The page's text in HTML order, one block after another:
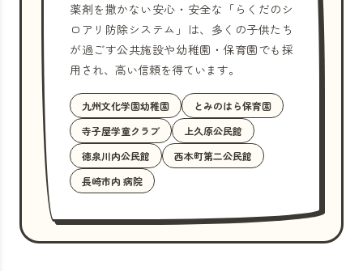
薬剤を撒かない安心・安全な「らくだのシ
ロアリ防除システム」は、多くの子供たち
が過ごす公共施設や幼稚園・保育園でも採
用され、高い信頼を得ています。
九州文化学園幼稚園
とみのはら保育園
寺子屋学童クラブ
上久原公民館
徳泉川内公民館
西本町第二公民館
長崎市内 病院